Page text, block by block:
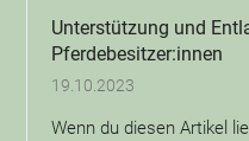
Unterstützung und
Pferdebesitzer:innen
19.10.2023
Wenn du diesen Artikel